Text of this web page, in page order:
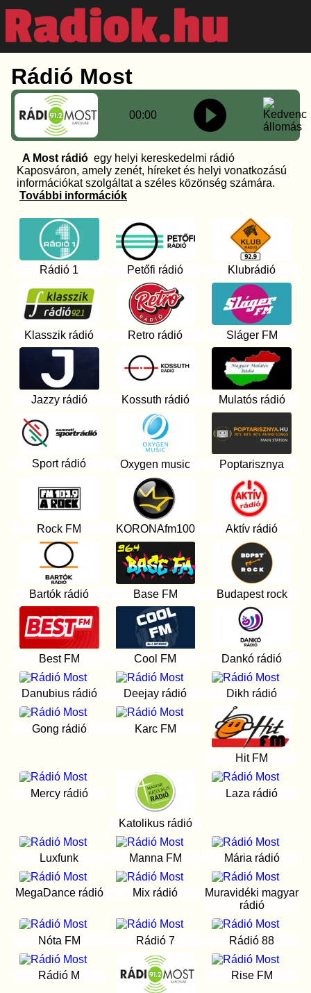
Rádió Most
00:00
A Most rádió egy helyi kereskedelmi rádió
Kaposváron, amely zenét, híreket és helyi vonatkozású
információkat szolgáltat a széles közönség számára.
További információk
Rádió 1 Petőfi rádió Klubrádió
Klasszik rádió Retro rádió Sláger FM
Jazzy rádió Kossuth rádió Mulatós rádió
Sport rádió Oxygen music Poptarisznya
Rock FM KORONAfm100 Aktív rádió
Bartók rádió Base FM Budapest rock
Best FM Cool FM Dankó rádió
Danubius rádió Deejay rádió Dikh rádió
Gong rádió Karc FM
Hit FM
Mercy rádió
Katolikus rádió
Laza rádió
Luxfunk Manna FM Mária rádió
MegaDance rádió Mix rádió
Muravidéki magyar
rádió
Nóta FM Rádió 7 Rádió 88
Rádió M Rise FM